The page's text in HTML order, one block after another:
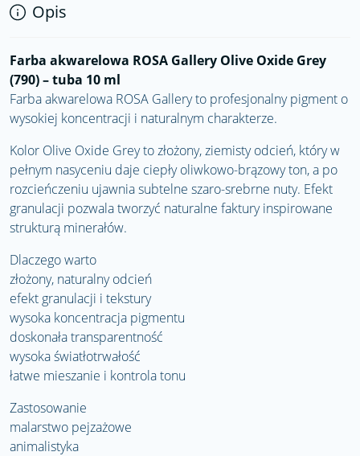
Opis
Farba akwarelowa ROSA Gallery Olive Oxide Grey
(790) – tuba 10 ml
Farba akwarelowa ROSA Galleryto profesjonalny pigment o
wysokiej koncentracji i naturalnym charakterze.
Kolor Olive Oxide Grey to złożony, ziemisty odcień, który w
pełnym nasyceniu daje ciepły oliwkowo-brązowy ton, a po
rozcieńczeniu ujawnia subtelne szaro-srebrne nuty. Efekt
granulacji pozwala tworzyć naturalne faktury inspirowane
strukturą minerałów.
Dlaczego warto
złożony, naturalny odcień
efekt granulacji i tekstury
wysoka koncentracja pigmentu
doskonała transparentność
wysoka światłotrwałość
łatwe mieszanie i kontrola tonu
Zastosowanie
malarstwo pejzażowe
animalistyka